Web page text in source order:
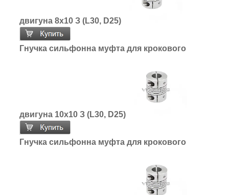
двигуна 8х10 З (L30, D25)
Гнучка сильфонна муфта для крокового
двигуна 10х10 З (L30, D25)
Гнучка сильфонна муфта для крокового